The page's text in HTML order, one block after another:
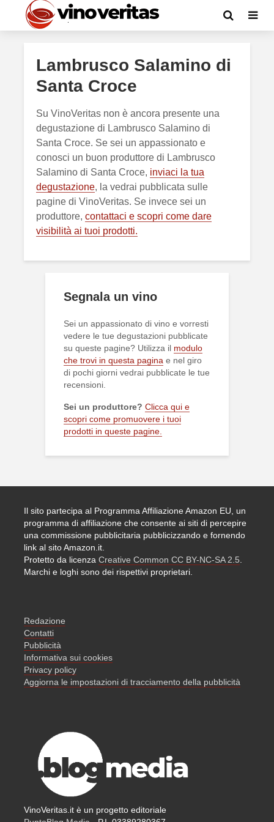
Lambrusco Salamino di
Santa Croce
Su VinoVeritas non è ancora presente una
degustazione di Lambrusco Salamino di
Santa Croce. Se sei un appassionato e
conosci un buon produttore di Lambrusco
Salamino di Santa Croce, inviaci la tua
degustazione, la vedrai pubblicata sulle
pagine di VinoVeritas. Se invece sei un
produttore, contattaci e scopri come dare
visibilità ai tuoi prodotti.
Segnala un vino
Sei un appassionato di vino e vorresti
vedere le tue degustazioni pubblicate
su queste pagine? Utilizza il modulo
che trovi in questa pagina e nel giro
di pochi giorni vedrai pubblicate le tue
recensioni.
Sei un produttore? Clicca qui e
scopri come promuovere i tuoi
prodotti in queste pagine.
Il sito partecipa al Programma Affiliazione Amazon EU, un
programma di affiliazione che consente ai siti di percepire
una commissione pubblicitaria pubblicizzando e fornendo
link al sito Amazon.it.
Protetto da licenza Creative Common CC BY-NC-SA 2.5
Marchi e loghi sono dei rispettivi proprietari.
Redazione
Contatti
Pubblicità
Informativa sui cookies
Privacy policy
Aggiorna le impostazioni di tracciamento della pubblicità
VinoVeritas.it è un progetto editoriale